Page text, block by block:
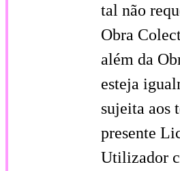
tal não
Obra
além da
esteja
sujeita aos
presente
Utilizador